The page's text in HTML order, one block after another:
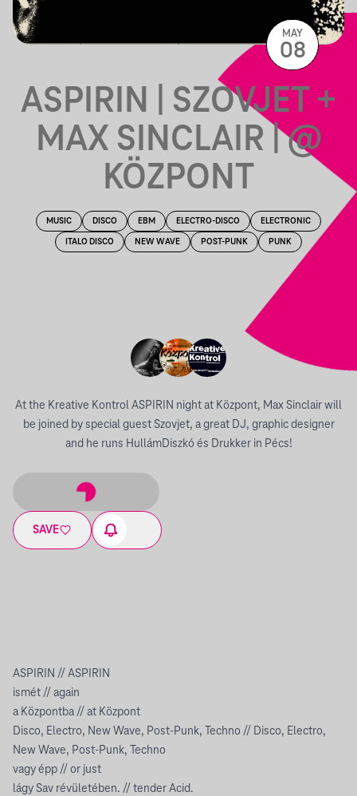
ASPIRIN | SZOVJET +
MAX SINCLAIR | @
KÖZPONT
MUSIC DISCO EBM ELECTRO-DISCO ELECTRONIC
ITALO DISCO NEW WAVE POST-PUNK PUNK
At the Kreative Kontrol ASPIRIN night at Központ, Max Sinclair will
be joined by special guest Szovjet, a great DJ, graphic designer
and he runs HullámDiszkó és Drukker in Pécs!
SAVE
MAY
08
ASPIRIN // ASPIRIN
ismét // again
a Központba // at Központ
Disco, Electro, New Wave, Post-Punk, Techno // Disco, Electro,
New Wave, Post-Punk, Techno
vagy épp // or just
lágy Sav révületében. // tender Acid.